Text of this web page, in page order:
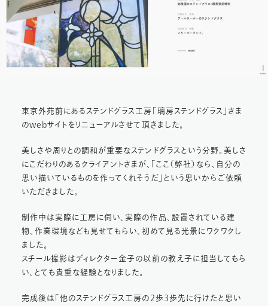
ブ
（5ive
Inc.）
東京外苑前にあるステンドグラス工房「璃房ステンドグラス」さま
のwebサイトをリニューアルさせて頂きました。
美しさや周りとの調和が重要なステンドグラスという分野。美しさ
にこだわりのあるクライアントさまが、「ここ（弊社）なら、自分の
思い描いているものを作ってくれそうだ」という思いからご依頼
いただきました。
制作中は実際に工房に伺い、実際の作品、設置されている建
物、作業環境なども見せてもらい、初めて見る光景にワクワクし
ました。
スチール撮影はディレクター金子の以前の教え子に担当してもら
い、とても貴重な経験となりました。
完成後は「他のステンドグラス工房の2歩3歩先に行けたと思い